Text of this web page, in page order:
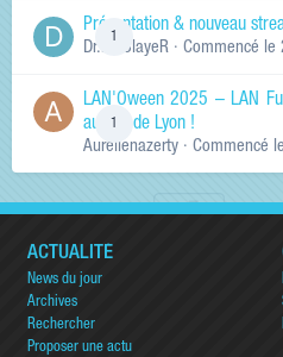
Présentation & nouveau
Dr.KinSlayeR · Commencé le
LAN'Oween 2025 – LAN
au sud de Lyon !
Aurelienazerty · Commencé
ACTUALITÉ
News du jour
Archives
Rechercher
Proposer une actu